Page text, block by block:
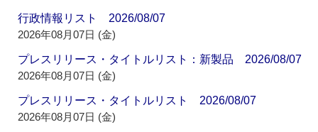
行政情報リスト 2026/08/07
2026年08月07日 (金)
プレスリリース・タイトルリスト：新製品 2026/08/07
2026年08月07日 (金)
プレスリリース・タイトルリスト 2026/08/07
2026年08月07日 (金)